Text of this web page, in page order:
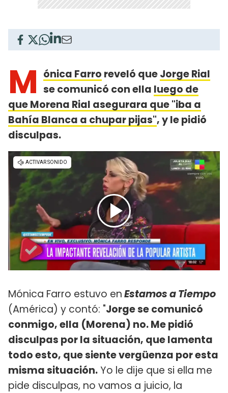
M ónica Farro reveló queJorge Rial
se comunicó con ella luego de
que Morena Rial asegurara que "iba a
Bahía Blanca a chupar pijas", y le pidió
disculpas.
Mónica Farro estuvo enEstamos a Tiempo
(América) y contó: "Jorge se comunicó
conmigo, ella (Morena) no. Me pidió
disculpas por la situación, que lamenta
todo esto, que siente vergüenza por esta
misma situación.Yo le dije que si ella me
pide disculpas, no vamos a juicio, la